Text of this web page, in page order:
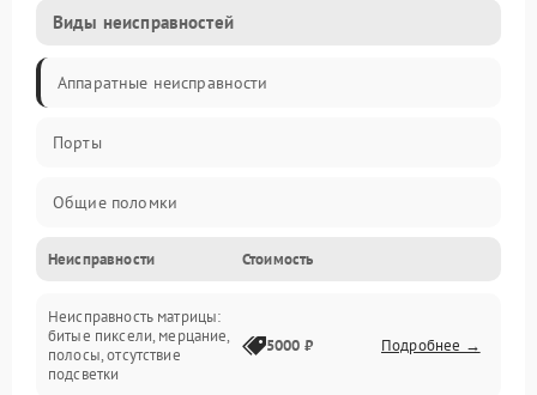
Виды неисправностей
Аппаратные неисправности
Порты
Общие поломки
Устройства
Программные ошибки
Электрические и системные сбои
Неисправности Стоимость
Неисправность матрицы:
битые пиксели, мерцание,
полосы, отсутствие
подсветки
5000 ₽ Подробнее →